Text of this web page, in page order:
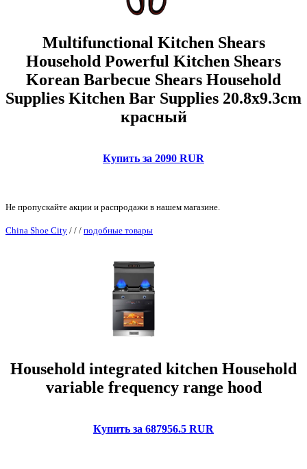
Multifunctional Kitchen Shears
Household Powerful Kitchen Shears
Korean Barbecue Shears Household
Supplies Kitchen Bar Supplies 20.8x9.3cm
красный
Купить за 2090 RUR
Не пропускайте акции и распродажи в нашем магазине.
China Shoe City / / / подобные товары
Household integrated kitchen Household
variable frequency range hood
Купить за 687956.5 RUR